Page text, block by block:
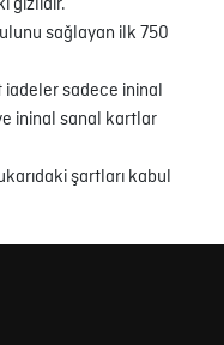
gizlidir.
sağlayan ilk 750
iadeler sadece ininal
ininal sanal kartlar
şartları kabul